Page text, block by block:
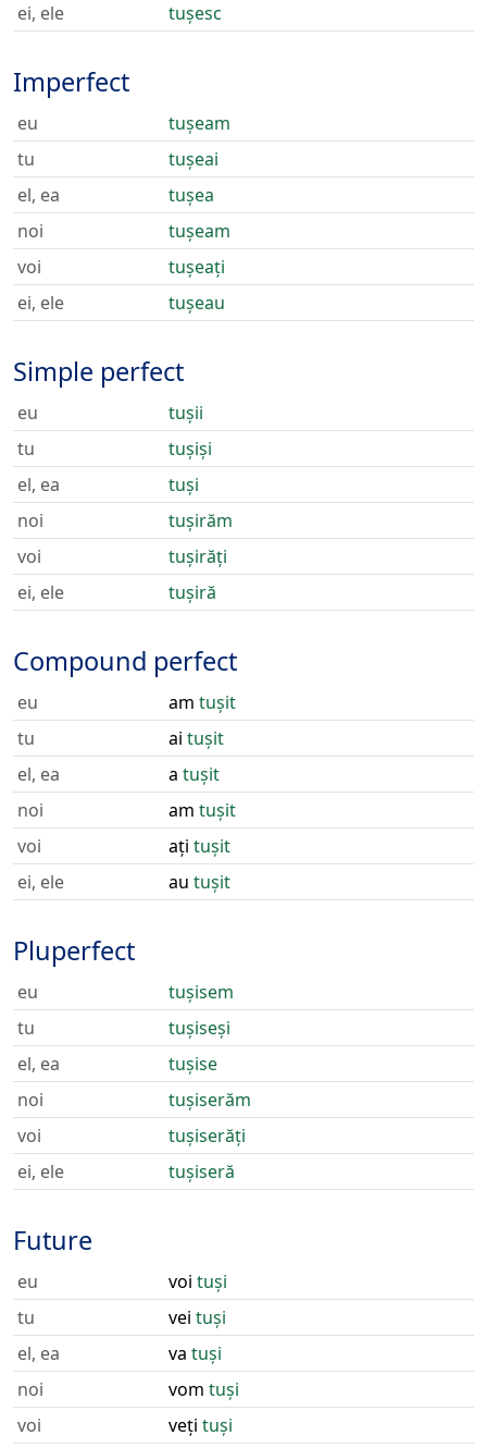
ei, ele
tușesc
Imperfect
eu
tușeam
tu
tușeai
el, ea
tușea
noi
tușeam
voi
tușeați
ei, ele
tușeau
Simple perfect
eu
tușii
tu
tușiși
el, ea
tuși
noi
tușirăm
voi
tușirăți
ei, ele
tușiră
Compound perfect
eu am tușit
tu
ai tușit
el, ea
a tușit
noi
am tușit
voi
ați tușit
ei, ele
au tușit
Pluperfect
eu
tușisem
tu
tușiseși
el, ea
tușise
noi
tușiserăm
voi
tușiserăți
ei, ele
tușiseră
Future
eu voi tuși
tu
vei tuși
el, ea
va tuși
noi
vom tuși
voi
veți tuși